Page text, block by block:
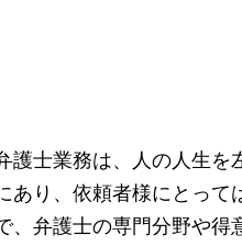
護士業務は、人の人生を
あり、依頼者様にとって
、弁護士の専門分野や得